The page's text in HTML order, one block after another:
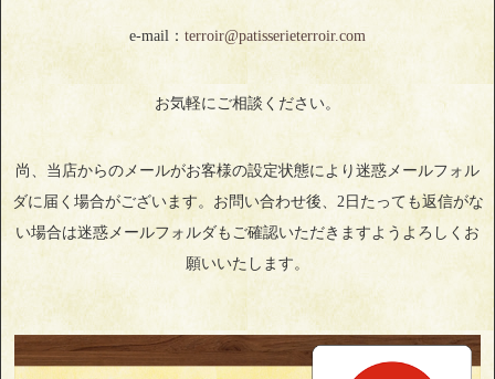
e-mail： terroir@patisserieterroir.com
お気軽にご相談ください。
尚、当店からのメールがお客様の設定状態により迷惑メールフォル
ダに届く場合がございます。お問い合わせ後、2日たっても返信がな
い場合は迷惑メールフォルダもご確認いただきますようよろしくお
願いいたします。